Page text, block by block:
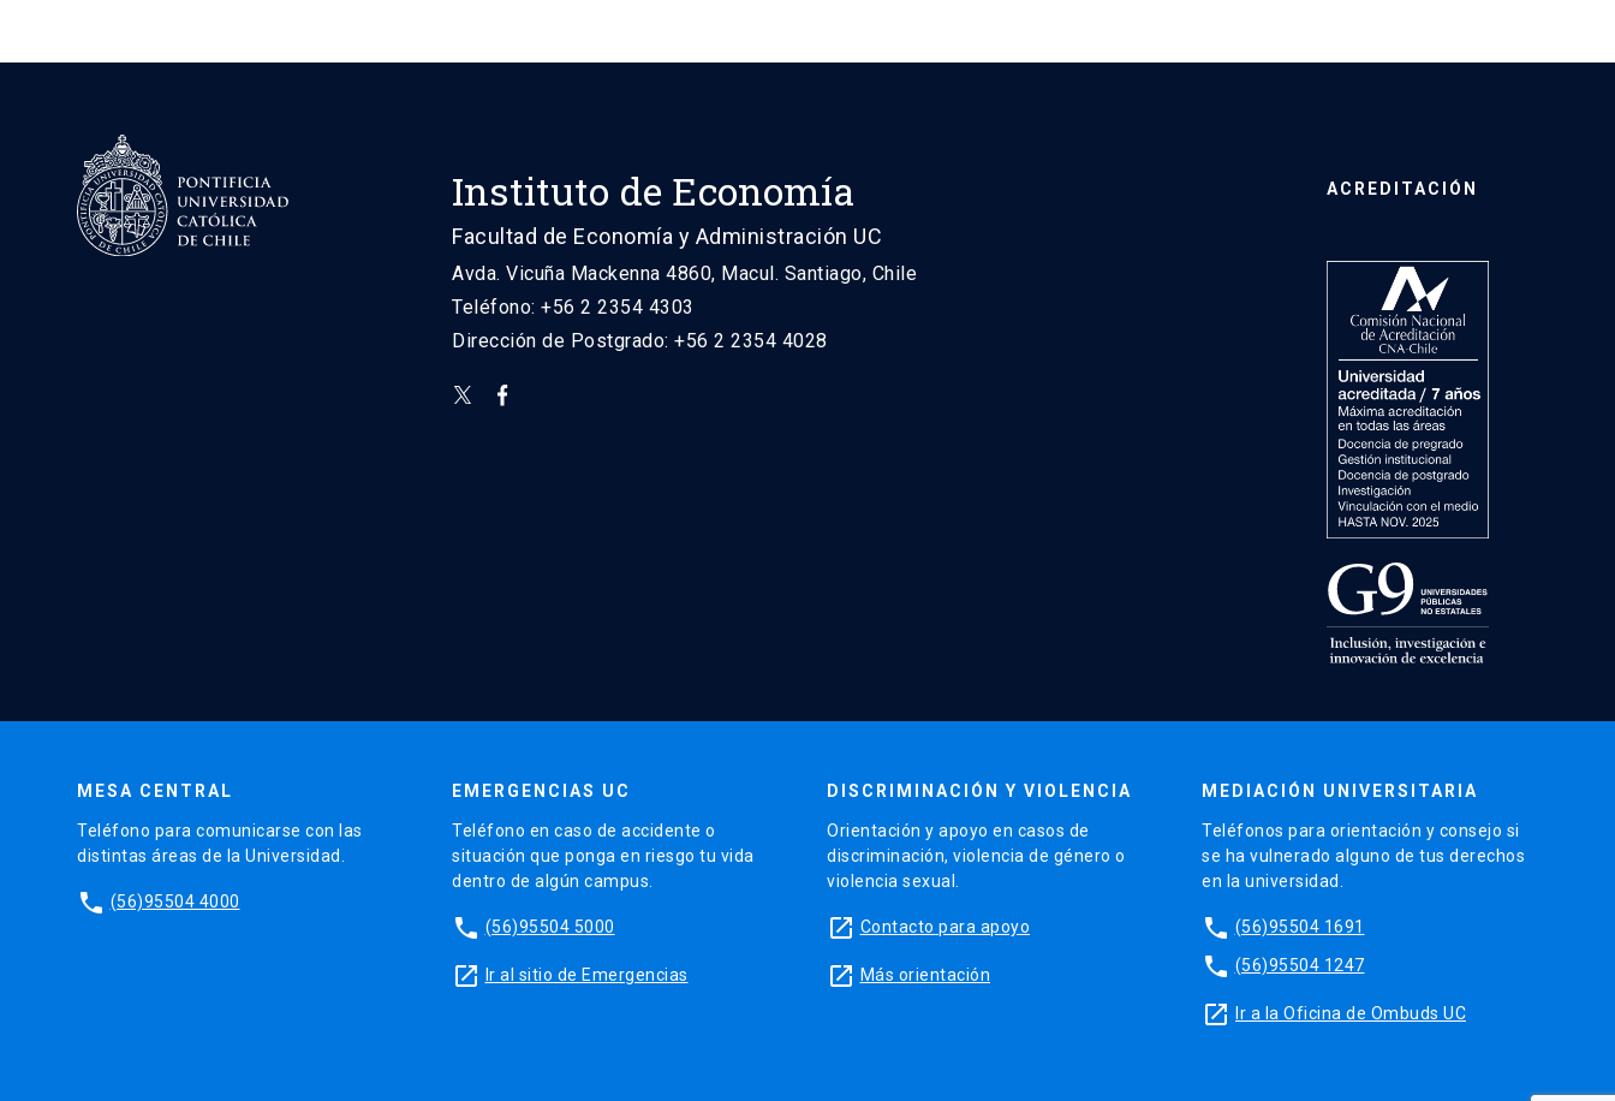
Instituto de Economía
Facultad de Economía y Administración UC
Avda. Vicuña Mackenna 4860, Macul. Santiago, Chile
Teléfono: +56 2 2354 4303
Dirección de Postgrado: +56 2 2354 4028
ACREDITACIÓN
MESA CENTRAL
Teléfono para comunicarse con las
distintas áreas de la Universidad.
phone (56)95504 4000
EMERGENCIAS UC
Teléfono en caso de accidente o
situación que ponga en riesgo tu vida
dentro de algún campus.
phone (56)95504 5000
launch Ir al sitio de Emergencias
DISCRIMINACIÓN Y VIOLENCIA
Orientación y apoyo en casos de
discriminación, violencia de género o
violencia sexual.
launch Contacto para apoyo
launch Más orientación
MEDIACIÓN UNIVERSITARIA
Teléfonos para orientación y consejo si
se ha vulnerado alguno de tus derechos
en la universidad.
phone (56)95504 1691
phone (56)95504 1247
launch Ir a la Oficina de Ombuds UC